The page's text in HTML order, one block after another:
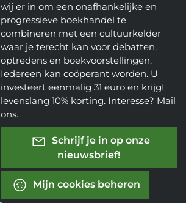
wij er in om een onafhankelijke en
progressieve boekhandel te
combineren met een cultuurkelder
waar je terecht kan voor debatten,
optredens en boekvoorstellingen.
Iedereen kan coöperant worden. U
investeert eenmalig 31 euro en krijgt
levenslang 10% korting. Interesse? Mail
ons.
Schrijf je in op onze
nieuwsbrief!
Mijn cookies beheren